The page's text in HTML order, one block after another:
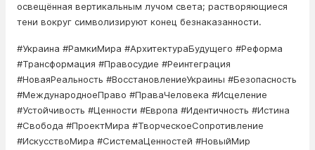
освещённая вертикальным лучом света; растворяющиеся
тени вокруг символизируют конец безнаказанности.
#Украина #РамкиМира #АрхитектураБудущего #Реформа
#Трансформация #Правосудие #Реинтеграция
#НоваяРеальность #ВосстановлениеУкраины #Безопасность
#МеждународноеПраво #ПраваЧеловека #Исцеление
#Устойчивость #Ценности #Европа #Идентичность #Истина
#Свобода #ПроектМира #ТворческоеСопротивление
#ИскусствоМира #СистемаЦенностей #НовыйМир